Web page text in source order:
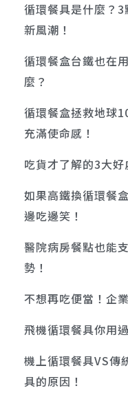
循環餐具是什麼？
新風潮！
循環餐盒台鐵也在
麼？
循環餐盒拯救地球
充滿使命感！
吃貨才了解的3大
如果高鐵換循環餐
邊吃邊笑！
醫院病房餐點也能
勢！
不想再吃便當！企
飛機循環餐具你用
機上循環餐具VS傳
具的原因！